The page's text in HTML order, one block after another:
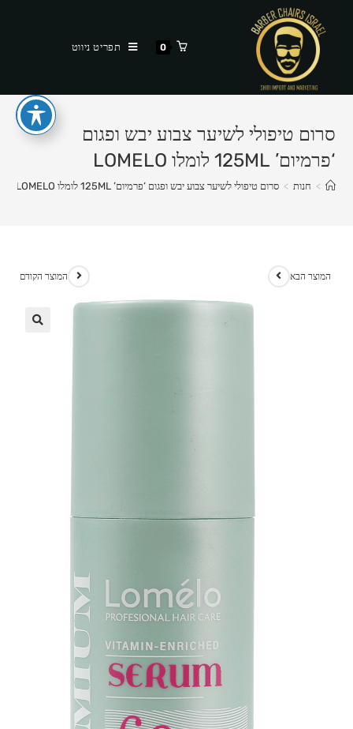
content
0 תפריט ניווט
סרום טיפולי לשיער צבוע יבש ופגום
‘פרמיום’ 125ML לומלו LOMELO
> חנות > סרום טיפולי לשיער צבוע יבש ופגום ‘פרמיום’ 125ML לומלו LOMELO
המוצר הקודם המוצר הבא